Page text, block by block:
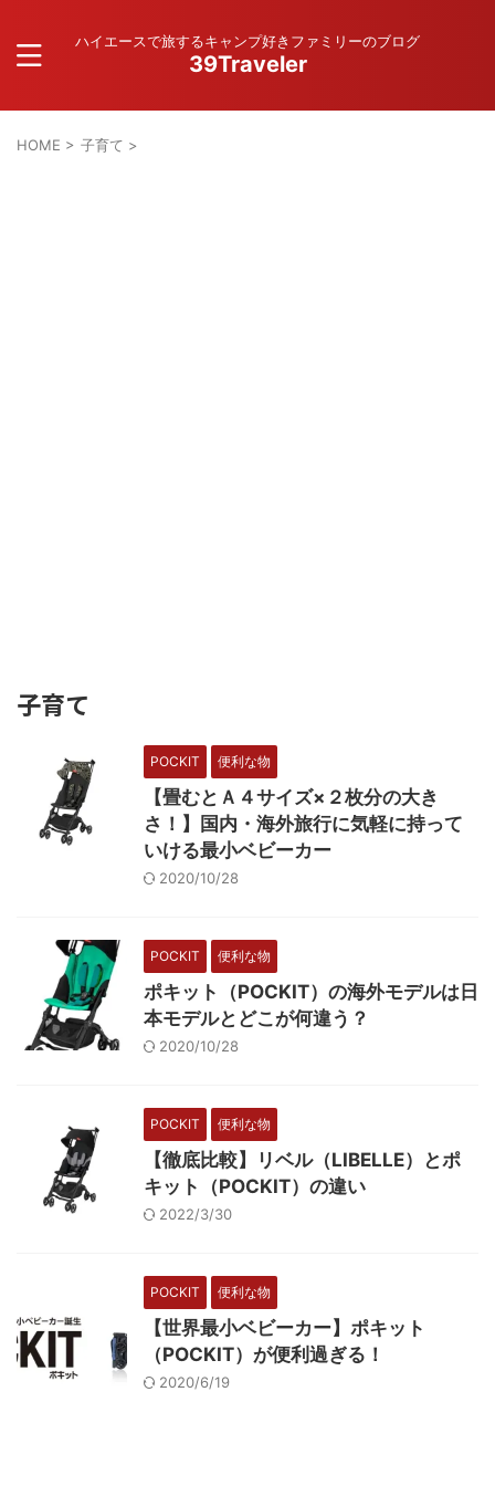
ハイエースで旅するキャンプ好きファミリーのブログ
39Traveler
HOME > 子育て >
子育て
POCKIT 便利な物
【畳むとＡ４サイズ×２枚分の大き
さ！】国内・海外旅行に気軽に持って
いける最小ベビーカー
2020/10/28
POCKIT 便利な物
ポキット（POCKIT）の海外モデルは日
本モデルとどこが何違う？
2020/10/28
POCKIT 便利な物
【徹底比較】リベル（LIBELLE）とポ
キット（POCKIT）の違い
2022/3/30
POCKIT 便利な物
【世界最小ベビーカー】ポキット
（POCKIT）が便利過ぎる！
2020/6/19